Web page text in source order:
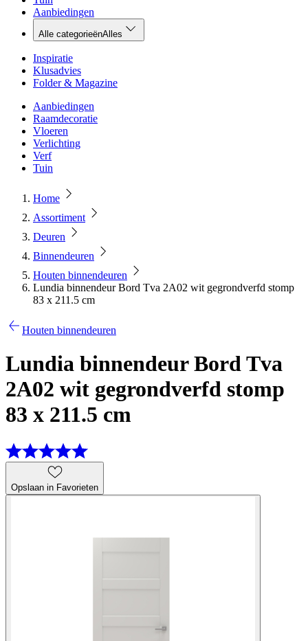
Aanbiedingen
Alle categorieënAlles
Inspiratie
Klusadvies
Folder & Magazine
Aanbiedingen
Raamdecoratie
Vloeren
Verlichting
Verf
Tuin
Home
Assortiment
Deuren
Binnendeuren
Houten binnendeuren
Lundia binnendeur Bord Tva 2A02 wit gegrondverfd stomp
83 x 211.5 cm
Houten binnendeuren
Lundia binnendeur Bord Tva
2A02 wit gegrondverfd stomp
83 x 211.5 cm
Opslaan in Favorieten